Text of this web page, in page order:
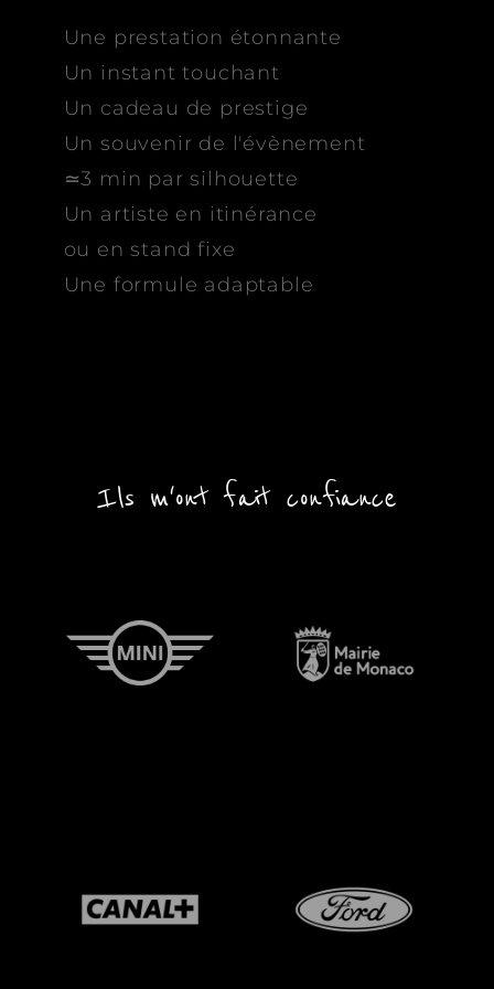
Une prestation étonnante
Un instant touchant
Un cadeau de prestige
Un souvenir de l'évènement
≃3 min par silhouette
Un artiste en itinérance
ou en stand fixe
Une formule adaptable
Ils m'ont fait confiance